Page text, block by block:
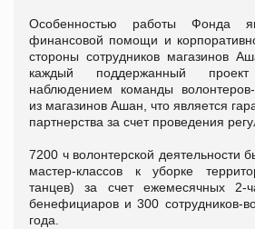
Особенностью работы Фонда
финансовой помощи и
стороны сотрудников магазинов
каждый поддержанный
наблюдением команды волонтеров-
из магазинов Ашан, что является
партнерства за счет проведения
7200 ч волонтерской деятельности
мастер-классов к уборке
танцев) за счет ежемесячных 2-
бенефициаров и 300 сотрудников-
года.